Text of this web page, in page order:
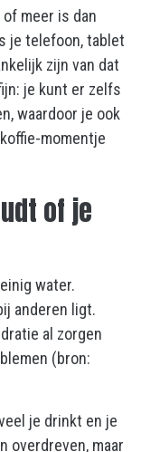
of meer is dan
je telefoon, tablet
zijn van dat
je kunt er zelfs
waardoor je ook
momentje
of je
water.
anderen ligt.
al zorgen
(bron:
je drinkt en je
overdreven, maar